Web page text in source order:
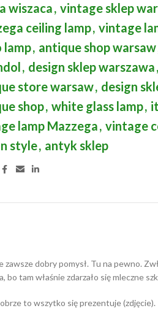
wiszaca, vintage sklep
ceiling lamp, vintage
lamp, antique shop warsaw
, design sklep warszawa,
store warsaw, design
shop, white glass lamp,
lamp Mazzega, vintage
style, antyk sklep
dobry pomysł. Tu na pewno.
tam właśnie zdarzało się mleczne
to wszytko się prezentuje (zdjęcie).